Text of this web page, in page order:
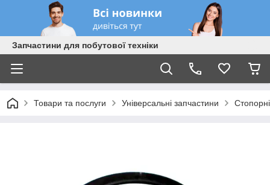
Запчастини для побутової техніки
Товари та послуги Універсальні запчастини